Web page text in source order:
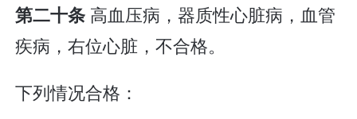
第二十条 高血压病，器质性心脏病，血管
疾病，右位心脏，不合格。
下列情况合格：